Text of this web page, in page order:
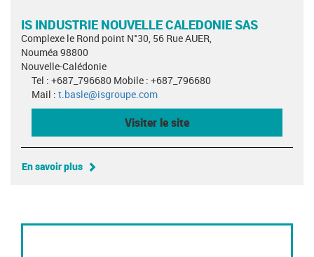
IS INDUSTRIE NOUVELLE CALEDONIE SAS
Complexe le Rond point N°30, 56 Rue AUER,
Nouméa 98800
Nouvelle-Calédonie
Tel : +687_796680 Mobile : +687_796680
Mail : t.basle@isgroupe.com
Visiter le site
En savoir plus